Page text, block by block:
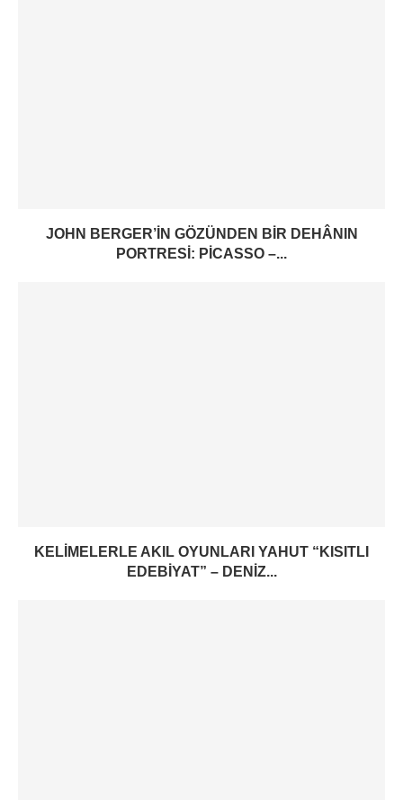
JOHN BERGER’IN GÖZÜNDEN BIR DEHÂNIN
PORTRESI: PICASSO –...
KELIMELERLE AKIL OYUNLARI YAHUT “KISITLI
EDEBIYAT” – DENIZ...